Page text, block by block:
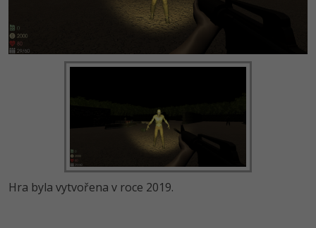
Hra byla vytvořena v roce 2019.